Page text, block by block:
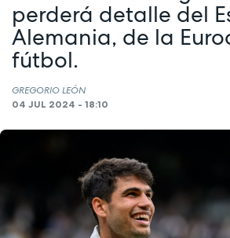
perderá detalle del
Alemania, de la
fútbol.
GREGORIO LEÓN
04 JUL 2024 - 18:10